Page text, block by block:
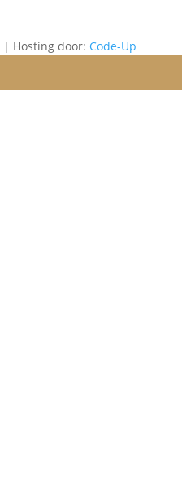
| Hosting door: Code-Up